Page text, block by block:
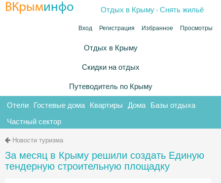
ВКрыминфо Отдых в Крыму .Снять жильё
Вход Регистрация Избранное Просмотры
Отдых в Крыму
Скидки на отдых
Путеводитель по Крыму
Отели Гостевые дома Квартиры Дома Базы отдыха
Частный сектор
Новости туризма
За месяц в Крыму решили создать Единую
тендерную строительную площадку